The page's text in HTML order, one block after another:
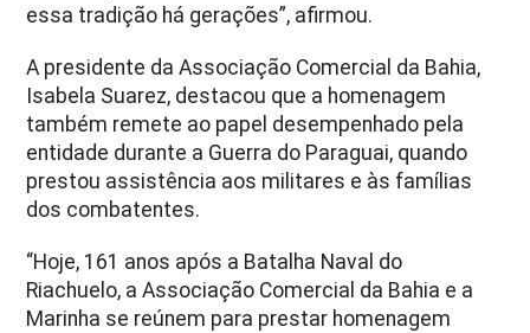
essa tradição há gerações”, afirmou.
A presidente da Associação Comercial da Bahia,
Isabela Suarez, destacou que a homenagem
também remete ao papel desempenhado pela
entidade durante a Guerra do Paraguai, quando
prestou assistência aos militares e às famílias
dos combatentes.
“Hoje, 161 anos após a Batalha Naval do
Riachuelo, a Associação Comercial da Bahia e a
Marinha se reúnem para prestar homenagem